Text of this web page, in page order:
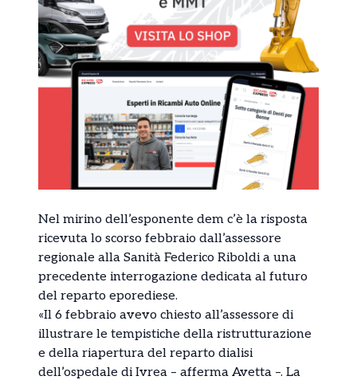
Nel mirino dell’esponente dem c’è la risposta
ricevuta lo scorso febbraio dall’assessore
regionale alla Sanità Federico Riboldi a una
precedente interrogazione dedicata al futuro
del reparto eporediese.
«Il 6 febbraio avevo chiesto all’assessore di
illustrare le tempistiche della ristrutturazione
e della riapertura del reparto dialisi
dell’ospedale di Ivrea – afferma Avetta –. La